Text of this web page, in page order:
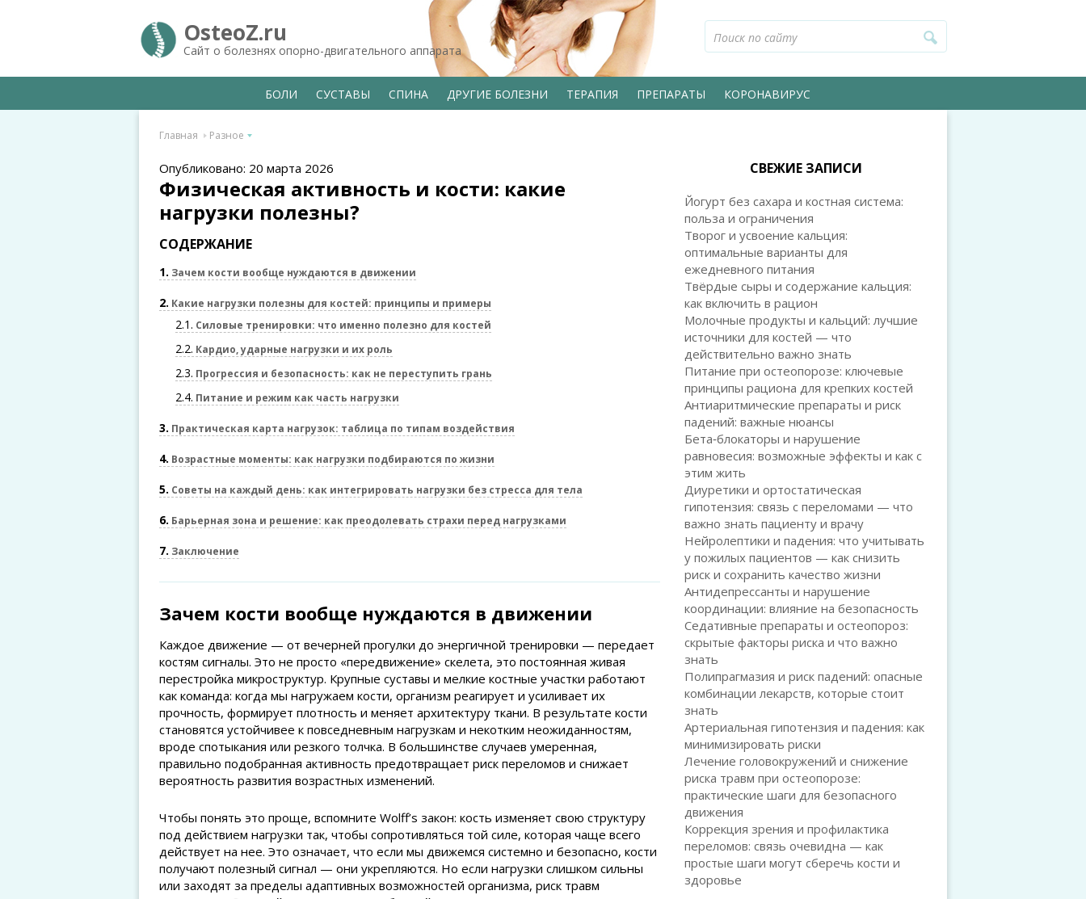
OsteoZ.ru
Сайт о болезнях опорно-двигательного аппарата
БОЛИ СУСТАВЫ СПИНА ДРУГИЕ БОЛЕЗНИ ТЕРАПИЯ ПРЕПАРАТЫ КОРОНАВИРУС
Главная Разное
Опубликовано: 20 марта 2026
Физическая активность и кости: какие
нагрузки полезны?
СОДЕРЖАНИЕ
1 Зачем кости вообще нуждаются в движении
2 Какие нагрузки полезны для костей: принципы и примеры
2.1 Силовые тренировки: что именно полезно для костей
2.2 Кардио, ударные нагрузки и их роль
2.3 Прогрессия и безопасность: как не переступить грань
2.4 Питание и режим как часть нагрузки
3 Практическая карта нагрузок: таблица по типам воздействия
4 Возрастные моменты: как нагрузки подбираются по жизни
5 Советы на каждый день: как интегрировать нагрузки без стресса для тела
6 Барьерная зона и решение: как преодолевать страхи перед нагрузками
7 Заключение
Зачем кости вообще нуждаются в движении
Каждое движение — от вечерней прогулки до энергичной тренировки — передает
костям сигналы. Это не просто «передвижение» скелета, это постоянная живая
перестройка микроструктур. Крупные суставы и мелкие костные участки работают
как команда: когда мы нагружаем кости, организм реагирует и усиливает их
прочность, формирует плотность и меняет архитектуру ткани. В результате кости
становятся устойчивее к повседневным нагрузкам и некотким неожиданностям,
вроде спотыкания или резкого толчка. В большинстве случаев умеренная,
правильно подобранная активность предотвращает риск переломов и снижает
вероятность развития возрастных изменений.
Чтобы понять это проще, вспомните Wolff’s закон: кость изменяет свою структуру
под действием нагрузки так, чтобы сопротивляться той силе, которая чаще всего
действует на нее. Это означает, что если мы движемся системно и безопасно, кости
получают полезный сигнал — они укрепляются. Но если нагрузки слишком сильны
или заходят за пределы адаптивных возможностей организма, риск травм
СВЕЖИЕ ЗАПИСИ
Йогурт без сахара и костная система:
польза и ограничения
Творог и усвоение кальция:
оптимальные варианты для
ежедневного питания
Твёрдые сыры и содержание кальция:
как включить в рацион
Молочные продукты и кальций: лучшие
источники для костей — что
действительно важно знать
Питание при остеопорозе: ключевые
принципы рациона для крепких костей
Антиаритмические препараты и риск
падений: важные нюансы
Бета‑блокаторы и нарушение
равновесия: возможные эффекты и как с
этим жить
Диуретики и ортостатическая
гипотензия: связь с переломами — что
важно знать пациенту и врачу
Нейролептики и падения: что учитывать
у пожилых пациентов — как снизить
риск и сохранить качество жизни
Антидепрессанты и нарушение
координации: влияние на безопасность
Седативные препараты и остеопороз:
скрытые факторы риска и что важно
знать
Полипрагмазия и риск падений: опасные
комбинации лекарств, которые стоит
знать
Артериальная гипотензия и падения: как
минимизировать риски
Лечение головокружений и снижение
риска травм при остеопорозе:
практические шаги для безопасного
движения
Коррекция зрения и профилактика
переломов: связь очевидна — как
простые шаги могут сберечь кости и
здоровье